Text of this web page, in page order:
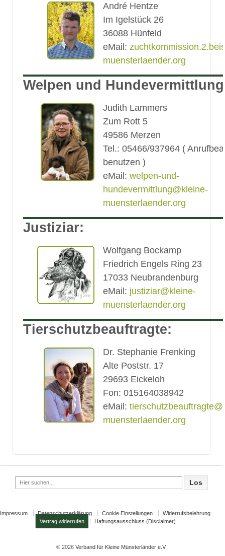
André Hentze
Im Igelstück 26
36088 Hünfeld
eMail:
muensterlaender.org
Welpen und
Judith Lammers
Zum Rott 5
49586 Merzen
Tel.: 05466/937964 (
benutzen )
eMail: welpen-und-
hundevermittlung@kleine-
muensterlaender.org
Justiziar:
Wolfgang Bockamp
Friedrich Engels Ring 23
17033 Neubrandenburg
eMail: justiziar@kleine-
muensterlaender.org
Tierschutzbeauftragte:
Dr. Stephanie Frenking
Alte Poststr. 17
29693 Eickeloh
Fon: 015164038942
eMail:
muensterlaender.org
Search
for:
Impressum Datenschutzerklärung Cookie Einstellungen
Widerrufsbelehrung
Vertrag widerrufen
Haftungsausschluss (Disclaimer)
© 2026Verband für Kleine Münsterländer e.V.